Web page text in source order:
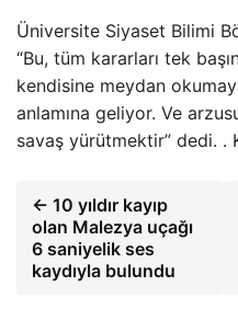
Üniversite Siyaset Bilimi
“Bu, tüm kararları tek
kendisine meydan
anlamına geliyor. Ve
savaş yürütmektir” dedi. .
← 10 yıldır kayıp
olan Malezya uçağı
6 saniyelik ses
kaydıyla bulundu